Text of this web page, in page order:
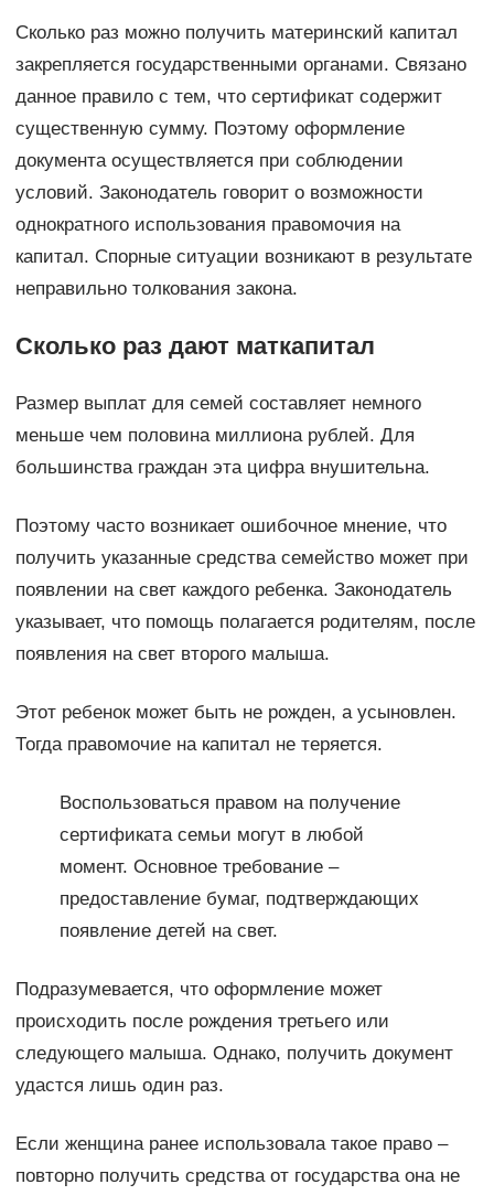
Сколько раз можно получить материнский капитал
закрепляется государственными органами. Связано
данное правило с тем, что сертификат содержит
существенную сумму. Поэтому оформление
документа осуществляется при соблюдении
условий. Законодатель говорит о возможности
однократного использования правомочия на
капитал. Спорные ситуации возникают в результате
неправильно толкования закона.
Сколько раз дают маткапитал
Размер выплат для семей составляет немного
меньше чем половина миллиона рублей. Для
большинства граждан эта цифра внушительна.
Поэтому часто возникает ошибочное мнение, что
получить указанные средства семейство может при
появлении на свет каждого ребенка. Законодатель
указывает, что помощь полагается родителям, после
появления на свет второго малыша.
Этот ребенок может быть не рожден, а усыновлен.
Тогда правомочие на капитал не теряется.
Воспользоваться правом на получение
сертификата семьи могут в любой
момент. Основное требование –
предоставление бумаг, подтверждающих
появление детей на свет.
Подразумевается, что оформление может
происходить после рождения третьего или
следующего малыша. Однако, получить документ
удастся лишь один раз.
Если женщина ранее использовала такое право –
повторно получить средства от государства она не